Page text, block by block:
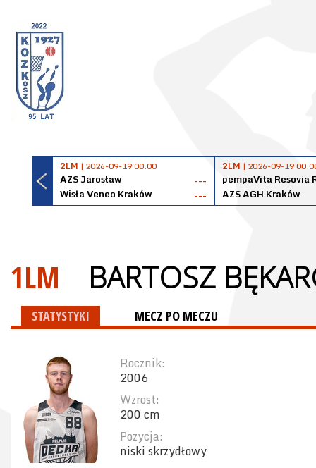
2LM | 2026-09-19 00:00
AZS Jarosław
---
Wisła Veneo Kraków
---
2LM | 2026-09-19
pempaVita Resovia
AZS AGH Kraków
1LM BARTOSZ
STATYSTYKI MECZ PO MECZU
Rocznik:
2006
Wzrost:
200 cm
Pozycja:
niski skrzydłowy